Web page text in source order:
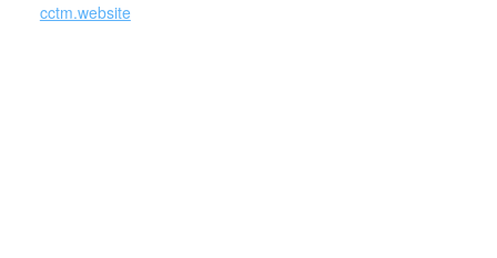
cctm.website